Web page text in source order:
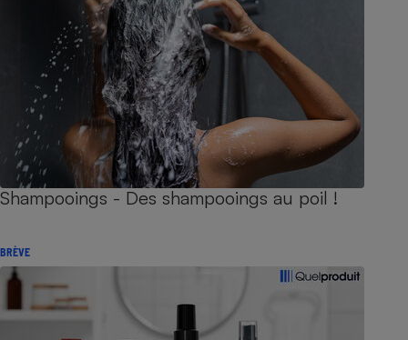
Shampooings - Des shampooings au poil !
BRÈVE